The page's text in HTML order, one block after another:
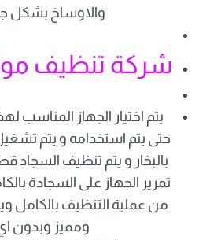
والاوساخ بشكل
شركة تنظيف
يتم اختيار الجهاز المناسب
حتى يتم استخدامه و يتم
بالبخار و يتم تنظيف السجاد
تمرير الجهاز على السجادة
من عملية التنظيف بالكامل
ومميز وبدون